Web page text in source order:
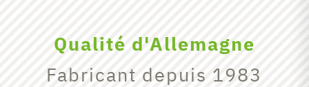
Qualité d'Allemagne
Fabricant depuis 1983